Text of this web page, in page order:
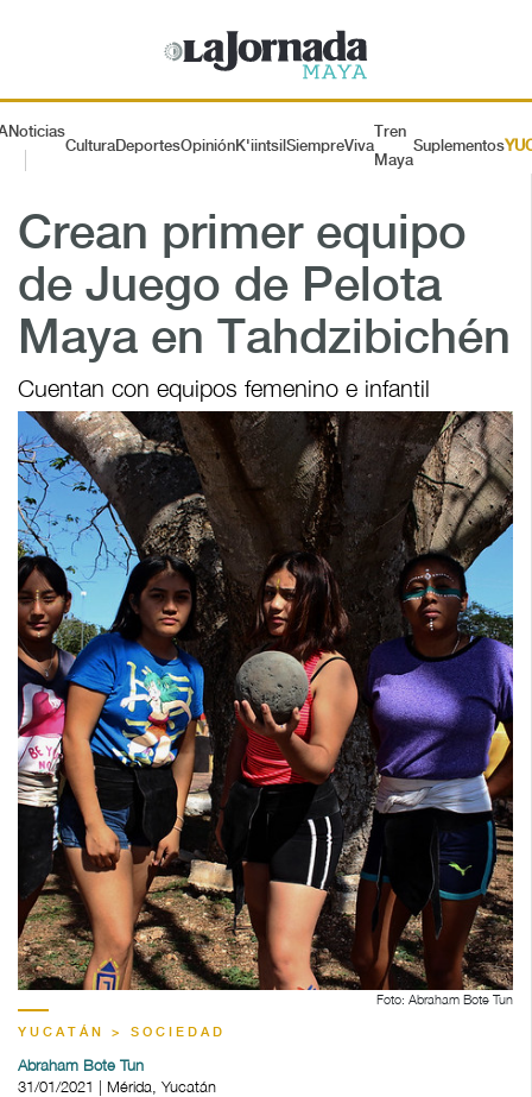
Noticias
CulturaDeportesOpiniónK'iintsil SiempreViva
Tren
Maya
Suplementos
Crean primer equipo
de Juego de Pelota
Maya en Tahdzibichén
Cuentan con equipos femenino e infantil
Foto: Abraham Bote Tun
YUCATÁN > SOCIEDAD
Abraham Bote Tun
31/01/2021 | Mérida, Yucatán